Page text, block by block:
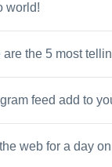
world!
are the 5 most
feed add to
web for a day